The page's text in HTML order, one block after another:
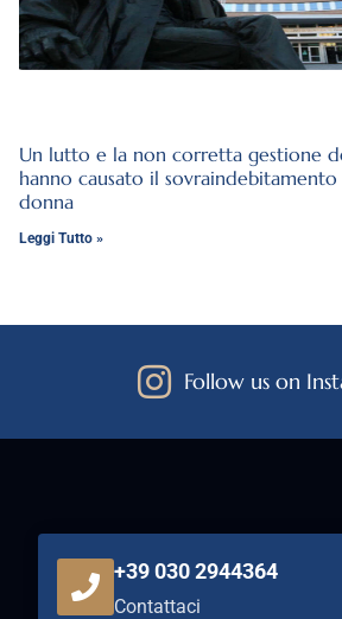
Un lutto e la non corretta gestione
hanno causato il sovraindebitamento
donna
Leggi Tutto »
Follow us on
+39 030 2944364
Contattaci